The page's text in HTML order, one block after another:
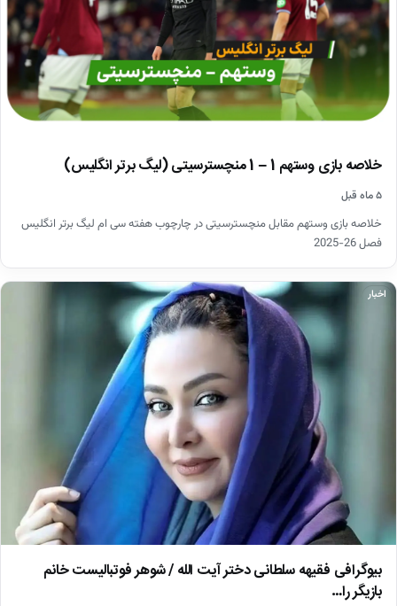
خلاصه بازی وستهم 1 – 1 منچسترسیتی (لیگ برتر انگلیس)
۵ ماه قبل
خلاصه بازی وستهم مقابل منچسترسیتی در چارچوب هفته سی ام لیگ برتر انگلیس
فصل 26-2025
اخبار
بیوگرافی فقیهه سلطانی دختر آیت الله / شوهر فوتبالیست خانم
بازیگر را…